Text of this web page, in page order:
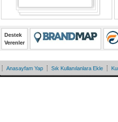
Destek
Verenler
Anasayfam Yap Sık Kullanılanlara Ekle